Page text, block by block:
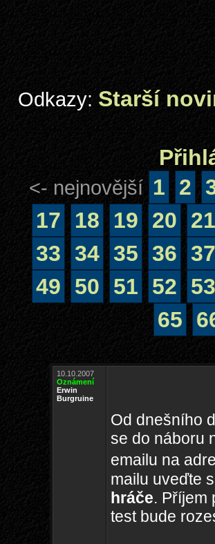
Odkazy: Starší
<- nejnovější 1 2
17
18 19 20 21
33 34 35 36 37
49
50 51 52 53
65
10.10.2007
Oznámení
Erwin
Burgruine
Od dnešního
se do náboru
emailu na
mailu uveďte
hráče. Příjem
test bude